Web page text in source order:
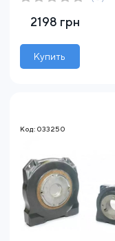
2198 грн
Купить
Код: 033250